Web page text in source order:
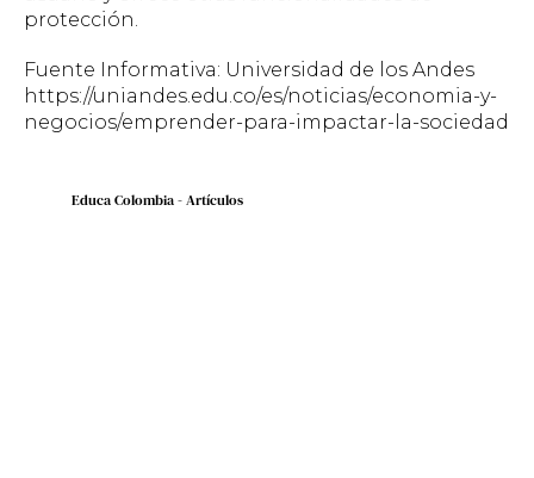
protección.
Fuente Informativa: Universidad de los Andes
https://uniandes.edu.co/es/noticias/economia-y-
negocios/emprender-para-impactar-la-sociedad
Educa Colombia - Artículos